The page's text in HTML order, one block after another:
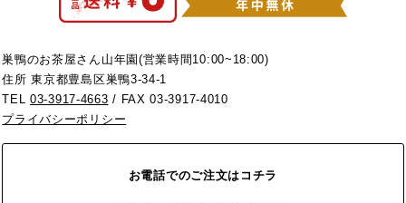
巣鴨のお茶屋さん山年園(営業時間10:00~18:00)
住所 東京都豊島区巣鴨3-34-1
TEL03-3917-4663 / FAX 03-3917-4010
プライバシーポリシー
お電話でのご注文はコチラ